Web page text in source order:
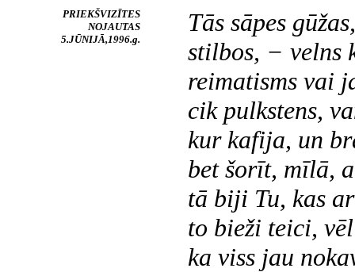
PRIEKŠVIZĪTES
NOJAUTAS
5.JŪNIJĀ,1996.g.
Tās sāpes
stilbos, − velns
reimatisms vai
cik pulkstens,
kur kafija, un
betšorīt, mīlā,
tā biji Tu, kas
to bieži teici,
ka viss jau